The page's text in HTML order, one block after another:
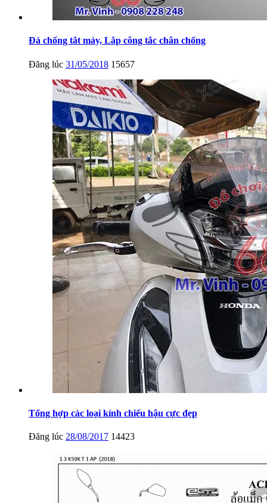
Đá chống tắt máy, Lắp công tắc chân chống
Đăng lúc 31/05/2018 15657
Tổng hợp các loại kính chiếu hậu cực đẹp
Đăng lúc 28/08/2017 14423